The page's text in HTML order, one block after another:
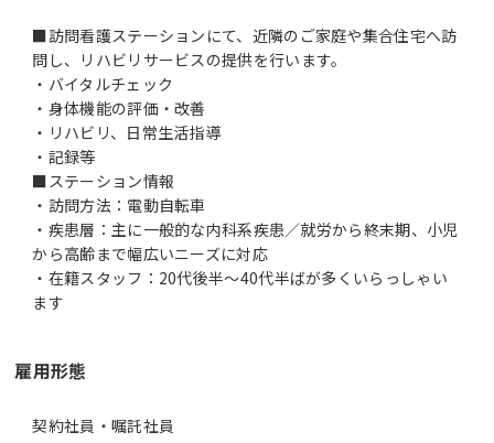
■訪問看護ステーションにて、近隣のご家庭や集合住宅へ訪
問し、リハビリサービスの提供を行います。
・バイタルチェック
・身体機能の評価・改善
・リハビリ、日常生活指導
・記録等
■ステーション情報
・訪問方法：電動自転車
・疾患層：主に一般的な内科系疾患／就労から終末期、小児
から高齢まで幅広いニーズに対応
・在籍スタッフ：20代後半～40代半ばが多くいらっしゃい
ます
雇用形態
契約社員・嘱託社員